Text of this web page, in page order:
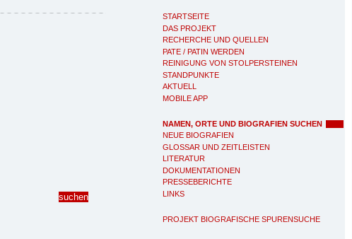
STARTSEITE
DAS PROJEKT
RECHERCHE UND QUELLEN
PATE / PATIN WERDEN
REINIGUNG VON STOLPERSTEINEN
STANDPUNKTE
AKTUELL
MOBILE APP
NAMEN, ORTE UND BIOGRAFIEN SUCHEN
NEUE BIOGRAFIEN
GLOSSAR UND ZEITLEISTEN
LITERATUR
DOKUMENTATIONEN
PRESSEBERICHTE
LINKS
PROJEKT BIOGRAFISCHE SPURENSUCHE